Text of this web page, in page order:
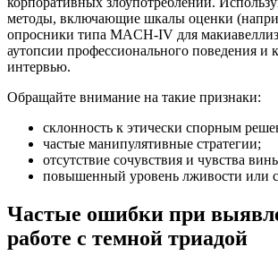
методы, включающие шкалы оценки
опросники типа MACH-IV для
аутопсии профессионального поведения и
интервью.
Обращайте внимание на такие признаки:
склонность к этически спорным
частые манипулятивные стратегии;
отсутствие сочувствия и чувства
повышенный уровень лживости или
Частые ошибки при
работе с темной триадой